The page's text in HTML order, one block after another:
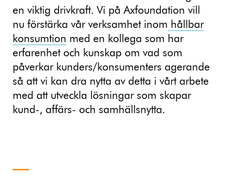
en viktig drivkraft. Vi på Axfoundation vill
nu förstärka vår verksamhet inom hållbar
konsumtion med en kollega som har
erfarenhet och kunskap om vad som
påverkar kunders/konsumenters agerande
så att vi kan dra nytta av detta i vårt arbete
med att utveckla lösningar som skapar
kund-, affärs- och samhällsnytta.